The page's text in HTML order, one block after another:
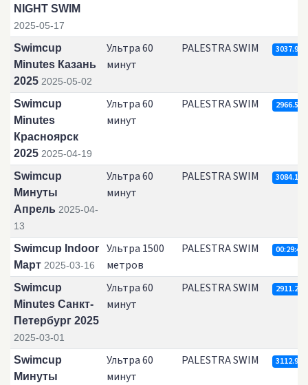
NIGHT SWIM
2025-05-17
Swimcup
Minutes Казань
2025 2025-05-02
Ультра 60
минут
PALESTRA SWIM 3037.93
Swimcup
Minutes
Красноярск
2025 2025-04-19
Ультра 60
минут
PALESTRA SWIM 2966.53
Swimcup
Минуты
Апрель 2025-04-
13
Ультра 60
минут
PALESTRA SWIM 3084.13
Swimcup Indoor
Март 2025-03-16
Ультра 1500
метров
PALESTRA SWIM
Swimcup
Minutes Санкт-
Петербург 2025
2025-03-01
Ультра 60
минут
PALESTRA SWIM 2911.21
Swimcup
Минуты
Ультра 60
минут
PALESTRA SWIM 3112.91